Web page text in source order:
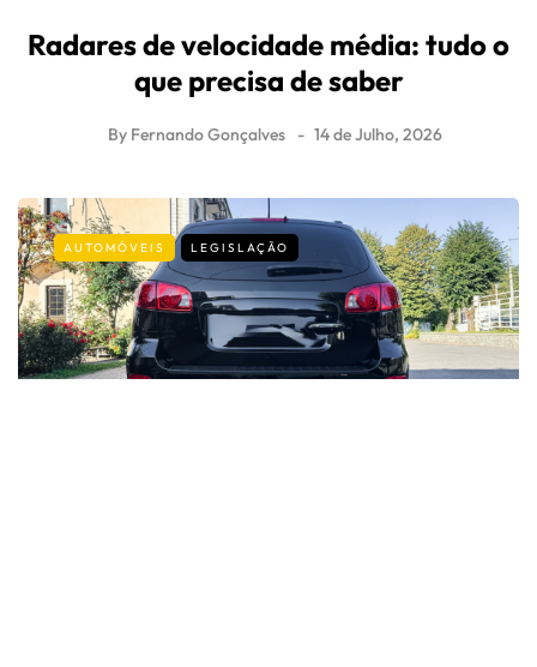
Radares de velocidade média: tudo o
que precisa de saber
By Fernando Gonçalves 14 de Julho, 2026
AUTOMÓVEIS LEGISLAÇÃO